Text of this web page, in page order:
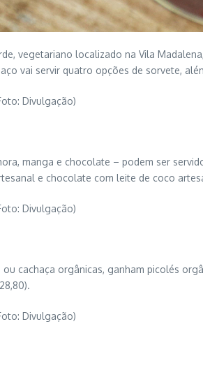
vegetariano localizado na Vila
vai servir quatro opções de sorvete,
manga e chocolate – podem ser
e chocolate com leite de coco
ou cachaça orgânicas, ganham picolés